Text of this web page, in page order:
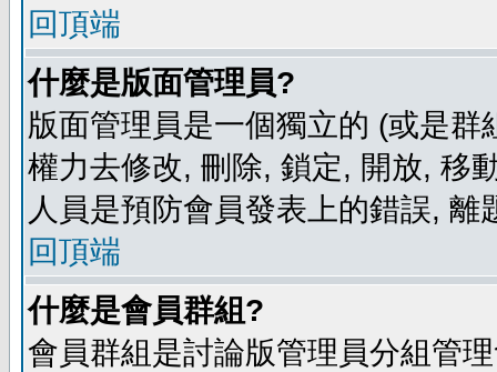
回頂端
什麼是版面管理員?
版面管理員是一個獨立的 (或是
權力去修改, 刪除, 鎖定, 開放, 移
人員是預防會員發表上的錯誤, 離
回頂端
什麼是會員群組?
會員群組是討論版管理員分組管